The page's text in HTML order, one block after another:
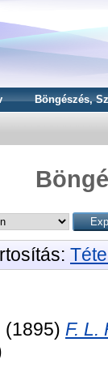
Böngészés,
(1895) F. L.